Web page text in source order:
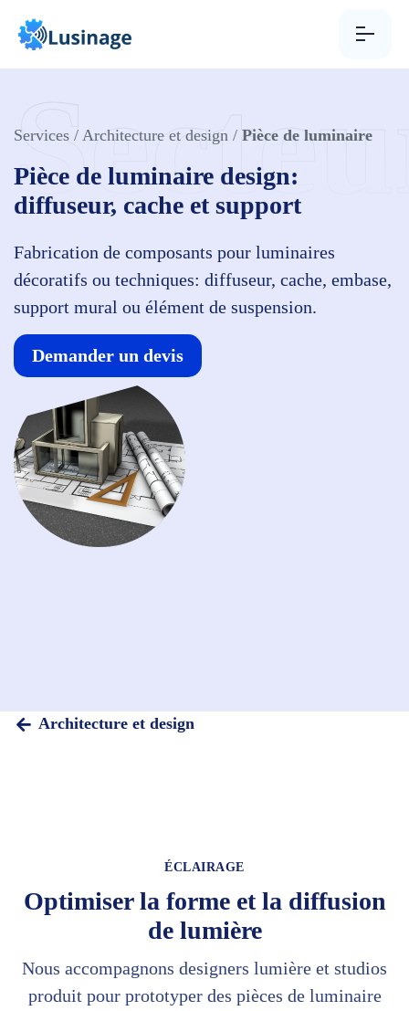
Services / Architecture et design / Pièce de luminaire
Pièce de luminaire design:
diffuseur, cache et support
Fabrication de composants pour luminaires
décoratifs ou techniques: diffuseur, cache, embase,
support mural ou élément de suspension.
Demander un devis
Architecture et design
ÉCLAIRAGE
Optimiser la forme et la diffusion
de lumière
Nous accompagnons designers lumière et studios
produit pour prototyper des pièces de luminaire